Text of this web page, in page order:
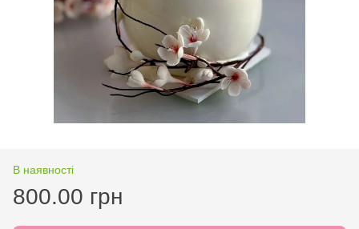
В наявності
800.00 грн